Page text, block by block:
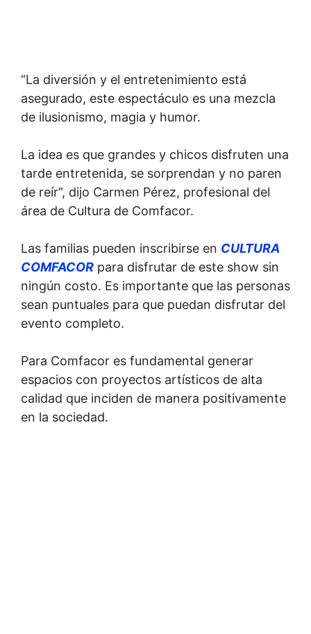
“La diversión y el entretenimiento está
asegurado, este espectáculo es una mezcla
de ilusionismo, magia y humor.
La idea es que grandes y chicos disfruten una
tarde entretenida, se sorprendan y no paren
de reír”, dijo Carmen Pérez, profesional del
área de Cultura de Comfacor.
Las familias pueden inscribirse en CULTURA
COMFACOR para disfrutar de este show sin
ningún costo. Es importante que las personas
sean puntuales para que puedan disfrutar del
evento completo.
Para Comfacor es fundamental generar
espacios con proyectos artísticos de alta
calidad que inciden de manera positivamente
en la sociedad.